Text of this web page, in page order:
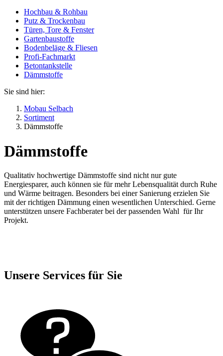
Hochbau & Rohbau
Putz & Trockenbau
Türen, Tore & Fenster
Gartenbaustoffe
Bodenbeläge & Fliesen
Profi-Fachmarkt
Betontankstelle
Dämmstoffe
Sie sind hier:
Mobau Selbach
Sortiment
Dämmstoffe
Dämmstoffe
Qualitativ hochwertige Dämmstoffe sind nicht nur gute
Energiesparer, auch können sie für mehr Lebensqualität durch Ruhe
und Wärme beitragen. Besonders bei einer Sanierung erzielen Sie
mit der richtigen Dämmung einen wesentlichen Unterschied. Gerne
unterstützen unsere Fachberater bei der passenden Wahl für Ihr
Projekt.
Unsere Services für Sie